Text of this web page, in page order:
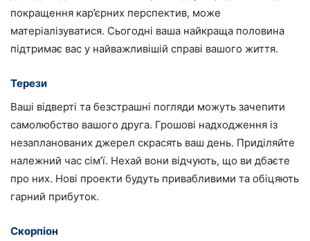
покращення кар’єрних перспектив, може
матеріалізуватися. Сьогодні ваша найкраща половина
підтримає вас у найважливішій справі вашого життя.
Терези
Ваші відверті та безстрашні погляди можуть зачепити
самолюбство вашого друга. Грошові надходження із
незапланованих джерел скрасять ваш день. Приділяйте
належний час сім’ї. Нехай вони відчують, що ви дбаєте
про них. Нові проекти будуть привабливими та обіцяють
гарний прибуток.
Скорпіон